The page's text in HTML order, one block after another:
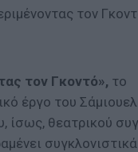
τον
τον Γκοντό», το
έργο του
ίσως, θεατρικού